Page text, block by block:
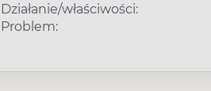
Działanie/właściwości:
Problem: